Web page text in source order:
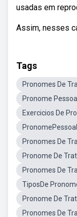
usadas em
Assim, nesses
Tags
Pronomes De
Pronome
Exercicios De
Pronomes De
Pronome De
Pronomes De
TiposDe
Pronome De
Pronomes De